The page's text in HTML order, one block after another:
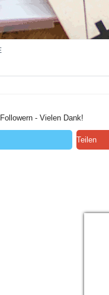
- Vielen Dank!
Teilen